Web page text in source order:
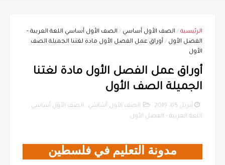
الرئيسية / الصف الأول أساسي / الصف الأول أساسي اللغة العربية -
الفصل الأول / أوراق عمل الفصل الأول مادة لغتنا الجميلة الصف
الأول
أوراق عمل الفصل الأول مادة لغتنا
الجميلة الصف الأول
أبريل 05, 2019 الصف الأول أساسي, الصف الأول أساسي
اللغة العربية - الفصل الأول
مدونة التعليم في فلسطين